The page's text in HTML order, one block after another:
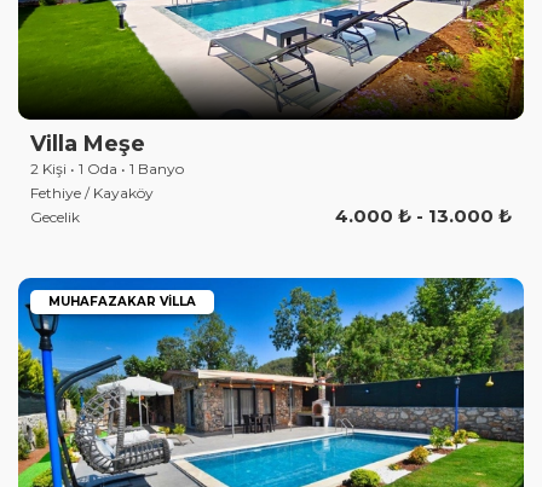
Villa Meşe
2 Kişi • 1 Oda • 1 Banyo
Fethiye / Kayaköy
Gecelik
4.000 ₺ - 13.000 ₺
MUHAFAZAKAR VILLA